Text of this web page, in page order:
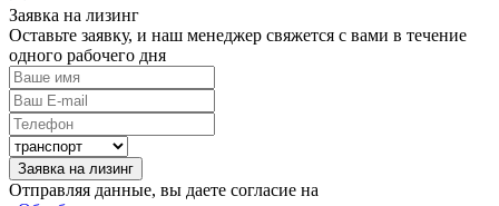
Заявка на лизинг
Оставьте заявку, и наш менеджер свяжется с вами в течение
одного рабочего дня
Заявка на лизинг
Отправляя данные, вы даете согласие на